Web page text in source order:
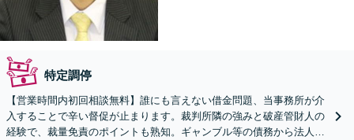
特定調停
【営業時間内初回相談無料】誰にも言えない借金問題、当事務所が介
入することで辛い督促が止まります。裁判所隣の強みと破産管財人の
経験で、裁量免責のポイントも熟知。ギャンブル等の債務から法人破